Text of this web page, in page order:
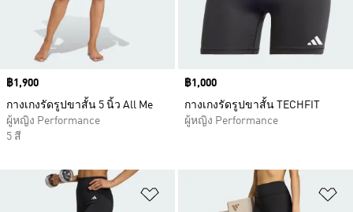
Price
฿1,900
กางเกงรัดรูปขาสั้น 5 นิ้ว All Me
ผู้หญิง Performance
5 สี
Price
฿1,000
กางเกงรัดรูปขาสั้น TECHFIT
ผู้หญิง Performance
เพิ่มไปยังรายการสินค้าโปรด